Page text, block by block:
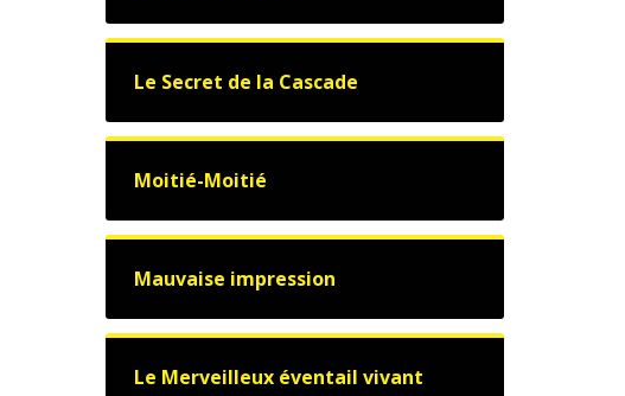
Le Secret de la Cascade
Moitié-Moitié
Mauvaise impression
Le Merveilleux éventail vivant